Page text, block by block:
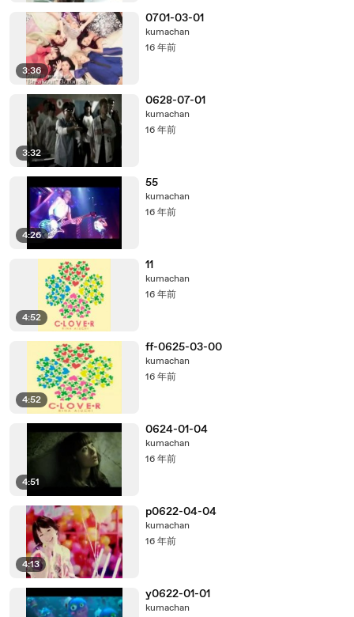
3:36
0701-03-01
kumachan
16 年前
3:32
0628-07-01
kumachan
16 年前
4:26
55
kumachan
16 年前
4:52
11
kumachan
16 年前
4:52
ff-0625-03-00
kumachan
16 年前
4:51
0624-01-04
kumachan
16 年前
4:13
p0622-04-04
kumachan
16 年前
y0622-01-01
kumachan